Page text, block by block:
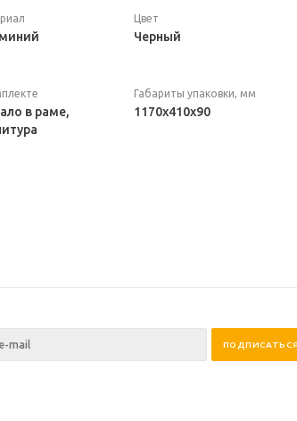
Цвет
Черный
в раме,
Габариты упаковки, мм
1170х410х90